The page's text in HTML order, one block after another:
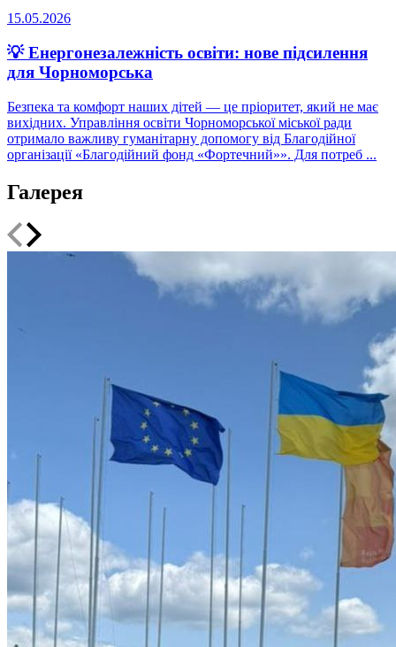
15.05.2026
💡 Енергонезалежність освіти: нове підсилення
для Чорноморська
Безпека та комфорт наших дітей — це пріоритет, який не має
вихідних. Управління освіти Чорноморської міської ради
отримало важливу гуманітарну допомогу від Благодійної
організації «Благодійний фонд «Фортечний»». Для потреб ...
Галерея